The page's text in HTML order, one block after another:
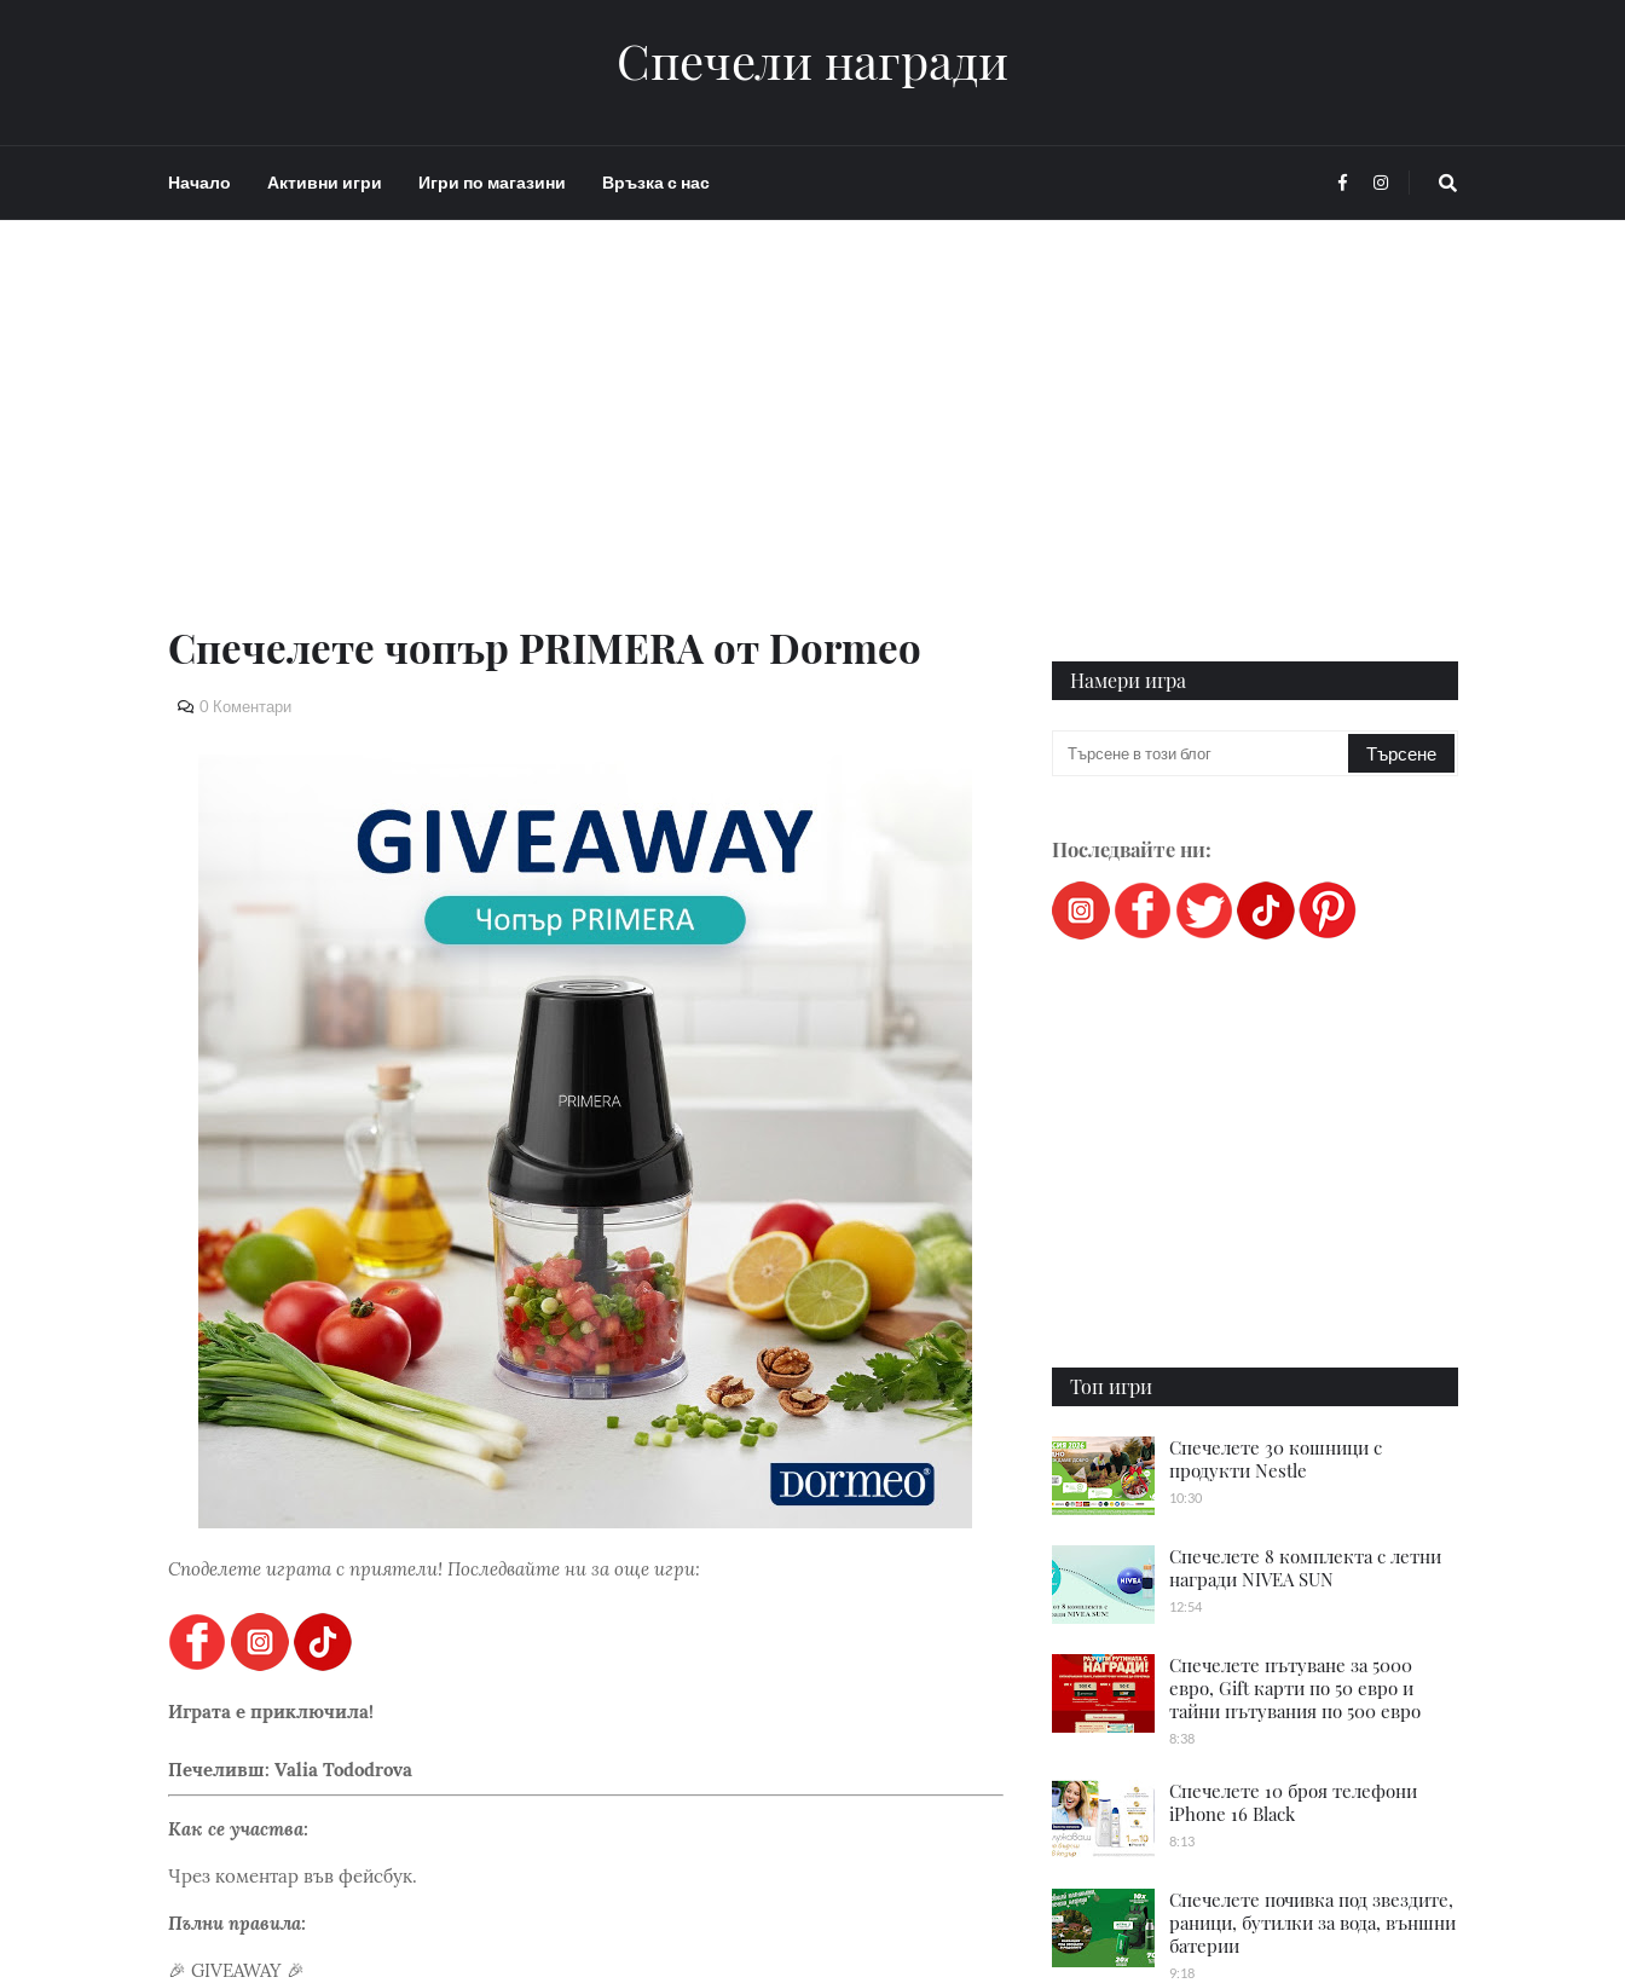
Спечели награди
Начало Активни игри Игри по магазини Връзка с нас
Спечелете чопър PRIMERA от Dormeo
0 Коментари
Споделете играта с приятели! Последвайте ни за още игри:
Играта е приключила!
Печеливш: Valia Tododrova
Как се участва:
Чрез коментар във фейсбук.
Пълни правила:
🎉 GIVEAWAY 🎉
Намери игра
Последвайте ни:
Топ игри
Спечелете 30 кошници с
продукти Nestle
10:30
Спечелете 8 комплекта с летни
награди NIVEA SUN
12:54
Спечелете пътуване за 5000
евро, Gift карти по 50 евро и
тайни пътувания по 500 евро
8:38
Спечелете 10 броя телефони
iPhone 16 Black
8:13
Спечелете почивка под звездите,
раници, бутилки за вода, външни
батерии
9:18